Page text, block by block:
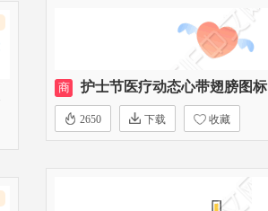
商 护士节医疗动态心带翅膀图标
2650 下载 收藏